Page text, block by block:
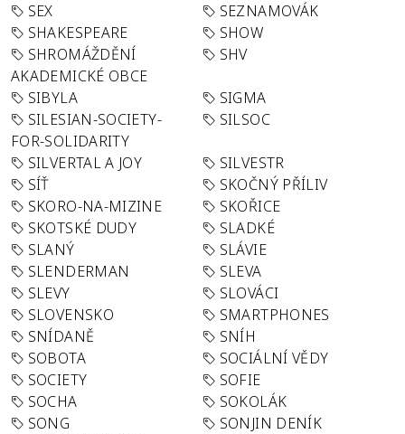
SEX
SEZNAMOVÁK
SHAKESPEARE
SHOW
SHROMÁŽDĚNÍ
AKADEMICKÉ OBCE
SHV
SIBYLA
SIGMA
SILESIAN-SOCIETY-
FOR-SOLIDARITY
SILSOC
SILVERTAL A JOY
SILVESTR
SÍŤ
SKOČNÝ PŘÍLIV
SKORO-NA-MIZINE
SKOŘICE
SKOTSKÉ DUDY
SLADKÉ
SLANÝ
SLÁVIE
SLENDERMAN
SLEVA
SLEVY
SLOVÁCI
SLOVENSKO
SMARTPHONES
SNÍDANĚ
SNÍH
SOBOTA
SOCIÁLNÍ VĚDY
SOCIETY
SOFIE
SOCHA
SOKOLÁK
SONG
SONJIN DENÍK